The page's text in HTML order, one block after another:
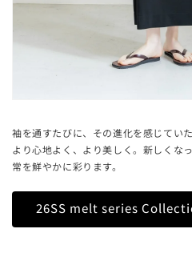
袖を通すたびに、その進化を感じていた
より心地よく、より美しく。新しくな
常を鮮やかに彩ります。
26SS melt series